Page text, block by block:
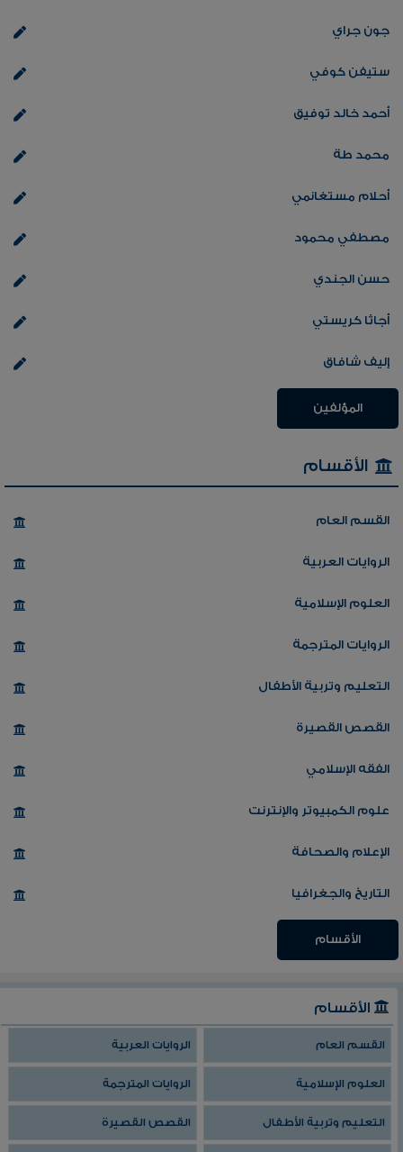
جون جراي
ستيفن كوفي
أحمد خالد توفيق
محمد طة
أحلام مستغانمي
مصطفي محمود
حسن الجندي
أجاثا كريستي
إليف شافاق
المؤلفين
الأقسام
القسم العام
الروايات العربية
العلوم الإسلامية
الروايات المترجمة
التعليم وتربية الأطفال
القصص القصيرة
الفقه الإسلامي
علوم الكمبيوتر والإنترنت
الإعلام والصحافة
التاريخ والجغرافيا
الأقسام
الأقسام
القسم العام الروايات العربية
العلوم الإسلامية الروايات المترجمة
التعليم وتربية الأطفال القصص القصيرة